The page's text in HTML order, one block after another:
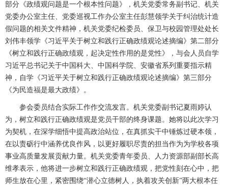
部分《政绩观问题是一个根本性问题》，机关党委常务副书记、机关
党委办公室主任、党委巡视工作办公室主任彭慧领学关于纠治统计造
假问题的相关文件精神，机关党委纪检委员、保卫与校园管理处处长
刘伟丰领学《习近平关于树立和践行正确政绩观论述摘编》第二部分
《树立和践行正确政绩观，起决定性作用的是党性》，与会人员自学
习近平总书记关于中国科大、中国科学院、安徽省系列重要指示精
神，自学《习近平关于树立和践行正确政绩观论述摘编》第三部分
《为民造福是最大政绩》。
参会委员结合实际工作作交流发言。机关党委副书记夏雨婷认
为，树立和践行正确政绩观是党员干部的终身课题。她将以此次学习
为契机，在深学细悟中提高政治站位，在真抓实干中锤炼过硬本领，
在以责砺行中涵养优良作风，以更好履职尽责的担当作为为学校各项
事业高质量发展贡献力量。机关党委青年委员、人力资源部副部长高
维孝表示，他将进一步树立和践行正确政绩观，把党性刻在心中，把
师生放在心里，紧密围绕“潜心立德树人，执着攻关创新”两大根本任